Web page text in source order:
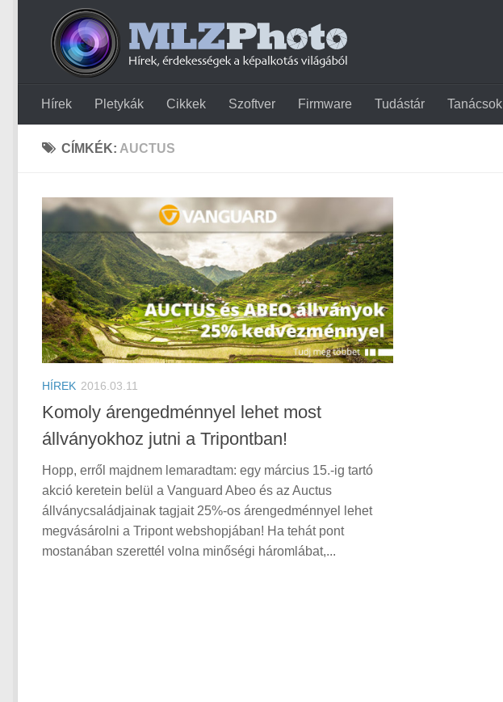
Hírek Pletykák Cikkek Szoftver Firmware Tudástár Tanácsok
CÍMKÉK: AUCTUS
HÍREK 2016.03.11
Komoly árengedménnyel lehet most
állványokhoz jutni a Tripontban!
Hopp, erről majdnem lemaradtam: egy március 15.-ig tartó
akció keretein belül a Vanguard Abeo és az Auctus
állványcsaládjainak tagjait 25%-os árengedménnyel lehet
megvásárolni a Tripont webshopjában! Ha tehát pont
mostanában szerettél volna minőségi háromlábat,...